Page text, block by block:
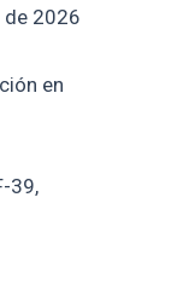
2026
en
39,